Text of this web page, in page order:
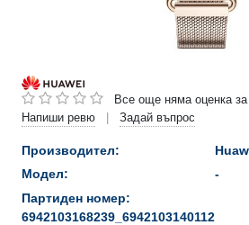
Все още няма оценка за
Напиши ревю
Задай въпрос
Производител:
Модел:
-
Партиден номер:
6942103168239_6942103140112